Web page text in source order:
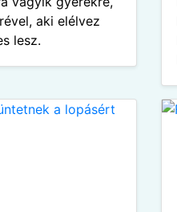
aki elélvez
lesz.